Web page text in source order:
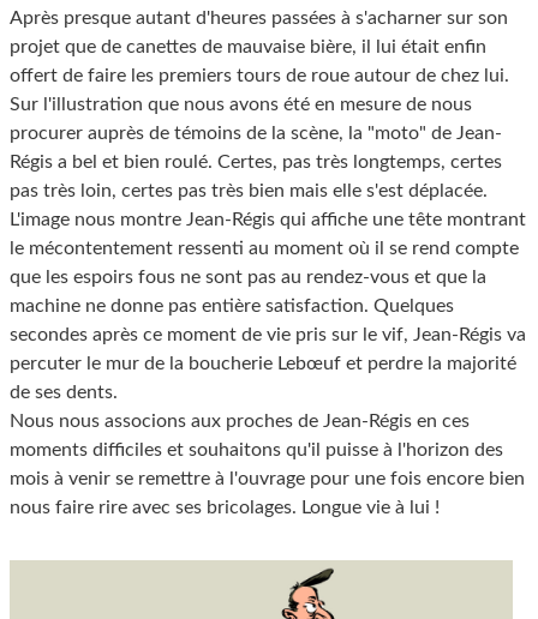
Après presque autant d'heures passées à s'acharner sur son
projet que de canettes de mauvaise bière, il lui était enfin
offert de faire les premiers tours de roue autour de chez lui.
Sur l'illustration que nous avons été en mesure de nous
procurer auprès de témoins de la scène, la "moto" de Jean-
Régis a bel et bien roulé. Certes, pas très longtemps, certes
pas très loin, certes pas très bien mais elle s'est déplacée.
L'image nous montre Jean-Régis qui affiche une tête montrant
le mécontentement ressenti au moment où il se rend compte
que les espoirs fous ne sont pas au rendez-vous et que la
machine ne donne pas entière satisfaction. Quelques
secondes après ce moment de vie pris sur le vif, Jean-Régis va
percuter le mur de la boucherie Lebœuf et perdre la majorité
de ses dents.
Nous nous associons aux proches de Jean-Régis en ces
moments difficiles et souhaitons qu'il puisse à l'horizon des
mois à venir se remettre à l'ouvrage pour une fois encore bien
nous faire rire avec ses bricolages. Longue vie à lui !